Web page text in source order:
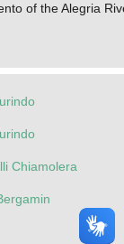
of the Alegria
Chiamolera